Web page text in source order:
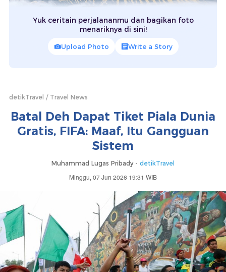
Yuk ceritain perjalananmu dan bagikan foto
menariknya di sini!
Upload Photo Write a Story
detikTravel Travel News
Batal Deh Dapat Tiket Piala Dunia
Gratis, FIFA: Maaf, Itu Gangguan
Sistem
Muhammad Lugas Pribady - detikTravel
Minggu, 07 Jun 2026 19:31 WIB